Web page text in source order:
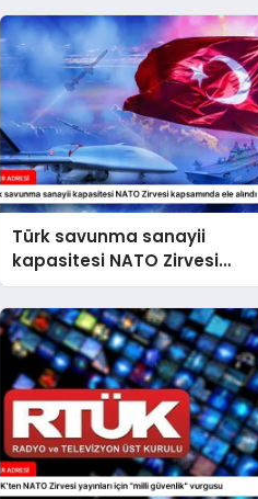
Türk savunma sanayii
kapasitesi NATO Zirvesi
kapsamında ele alındı